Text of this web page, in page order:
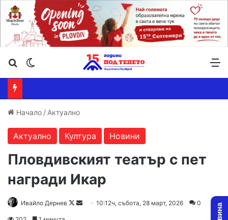
Търсене ...
Начало / Актуално
Актуално Култура Новини
Пловдивският театър с пет
награди Икар
Ивайло Дернев
Follow
Send10:12ч, събота, 28 март, 2026 0